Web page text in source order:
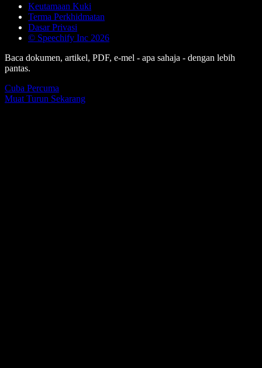
Keutamaan Kuki
Terma Perkhidmatan
Dasar Privasi
© Speechify Inc 2026
Baca dokumen, artikel, PDF, e-mel - apa sahaja - dengan lebih
pantas.
Cuba Percuma
Muat Turun Sekarang